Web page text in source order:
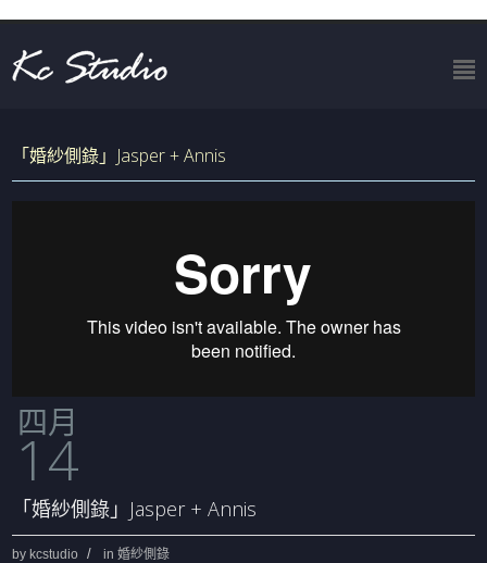
「婚紗側錄」Jasper + Annis
四月
14
「婚紗側錄」Jasper + Annis
by kcstudio in婚紗側錄